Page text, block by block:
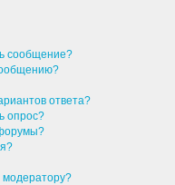
сообщение?
ответа?
опрос?
модератору?